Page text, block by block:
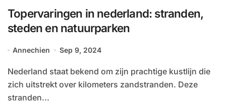
Topervaringen in nederland: stranden,
steden en natuurparken
Annechien Sep 9, 2024
Nederland staat bekend om zijn prachtige kustlijn die
zich uitstrekt over kilometers zandstranden. Deze
stranden...